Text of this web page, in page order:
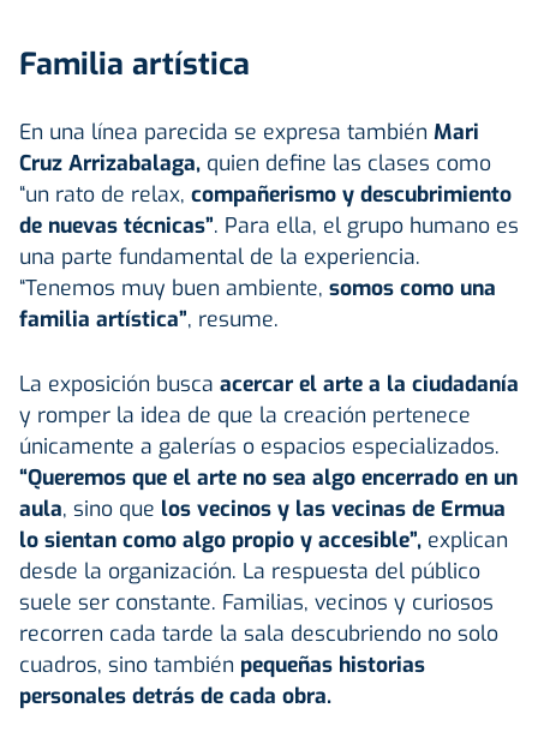
Familia artística
En una línea parecida se expresa también Mari
Cruz Arrizabalaga, quien define las clases como
“un rato de relax, compañerismo y descubrimiento
de nuevas técnicas”. Para ella, el grupo humano es
una parte fundamental de la experiencia.
“Tenemos muy buen ambiente, somos como una
familia artística”, resume.
La exposición busca acercar el arte a la ciudadanía
y romper la idea de que la creación pertenece
únicamente a galerías o espacios especializados.
“Queremos que el arte no sea algo encerrado en un
aula, sino que los vecinos y las vecinas de Ermua
lo sientan como algo propio y accesible”, explican
desde la organización. La respuesta del público
suele ser constante. Familias, vecinos y curiosos
recorren cada tarde la sala descubriendo no solo
cuadros, sino también pequeñas historias
personales detrás de cada obra.